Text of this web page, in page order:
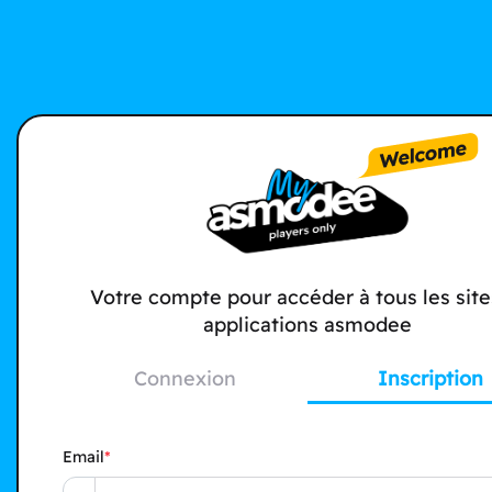
Votre compte pour accéder à tous les
applications asmodee
Connexion Inscription
Email